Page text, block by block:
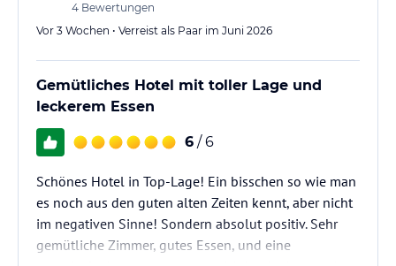
4 Bewertungen
Vor 3 Wochen • Verreist als Paar im Juni 2026
Gemütliches Hotel mit toller Lage und
leckerem Essen
6 / 6
Schönes Hotel in Top-Lage! Ein bisschen so wie man
es noch aus den guten alten Zeiten kennt, aber nicht
im negativen Sinne! Sondern absolut positiv. Sehr
gemütliche Zimmer, gutes Essen, und eine